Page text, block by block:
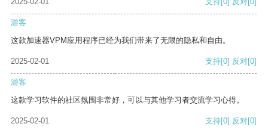
游客
这款加速器VPM应用程序已经为我们带来了无限的隐私和自由。
2025-02-01 支持[0] 反对[0]
游客
这款学习软件的社区氛围非常好，可以与其他学习者交流学习心得。
2025-02-01 支持[0] 反对[0]